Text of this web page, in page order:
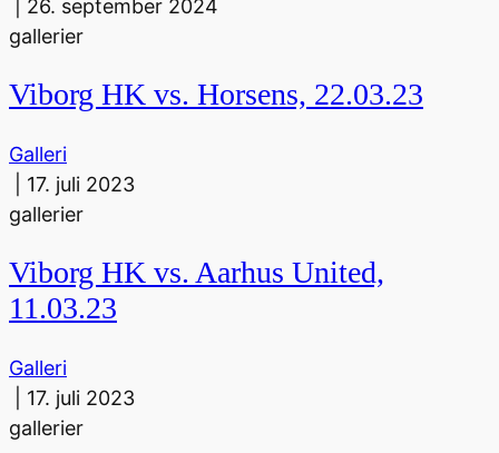
26. september 2024
gallerier
Viborg HK vs. Horsens, 22.03.23
Galleri
17. juli 2023
gallerier
Viborg HK vs. Aarhus United,
11.03.23
Galleri
17. juli 2023
gallerier